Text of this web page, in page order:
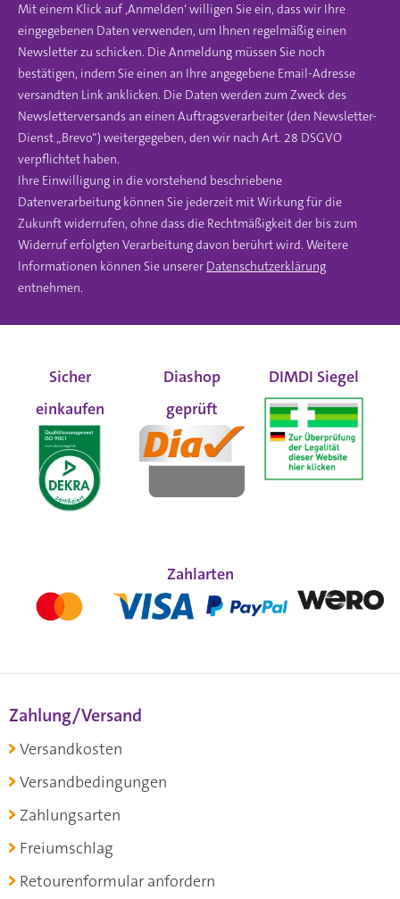
Mit einem Klick auf ‚Anmelden‘ willigen Sie ein, dass wir Ihre
eingegebenen Daten verwenden, um Ihnen regelmäßig einen
Newsletter zu schicken. Die Anmeldung müssen Sie noch
bestätigen, indem Sie einen an Ihre angegebene Email-Adresse
versandten Link anklicken. Die Daten werden zum Zweck des
Newsletterversands an einen Auftragsverarbeiter (den Newsletter-
Dienst „Brevo“) weitergegeben, den wir nach Art. 28 DSGVO
verpflichtet haben.
Ihre Einwilligung in die vorstehend beschriebene
Datenverarbeitung können Sie jederzeit mit Wirkung für die
Zukunft widerrufen, ohne dass die Rechtmäßigkeit der bis zum
Widerruf erfolgten Verarbeitung davon berührt wird. Weitere
Informationen können Sie unserer Datenschutzerklärung
entnehmen.
Sicher
einkaufen
Diashop
geprüft
DIMDI Siegel
Zahlarten
Zahlung/Versand
Versandkosten
Versandbedingungen
Zahlungsarten
Freiumschlag
Retourenformular anfordern